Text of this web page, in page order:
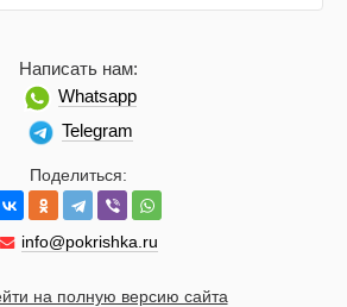
Поделиться:
info@pokrishka.ru
Написать нам:
Whatsapp
Telegram
на полную версию сайта